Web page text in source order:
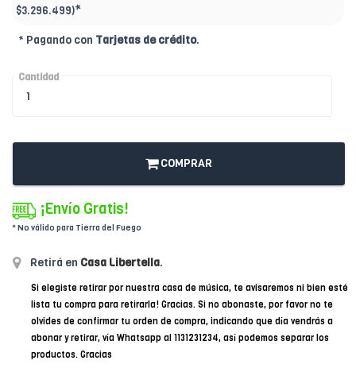
$3.296.499)*
* Pagando con Tarjetas de crédito.
Cantidad
COMPRAR
¡Envío Gratis!
* No válido para Tierra del Fuego
Retirá en Casa Libertella.
Si elegiste retirar por nuestra casa de música, te avisaremos ni bien esté
lista tu compra para retirarla! Gracias. Si no abonaste, por favor no te
olvides de confirmar tu orden de compra, indicando que día vendrás a
abonar y retirar, vía Whatsapp al 1131231234, así podemos separar los
productos. Gracias